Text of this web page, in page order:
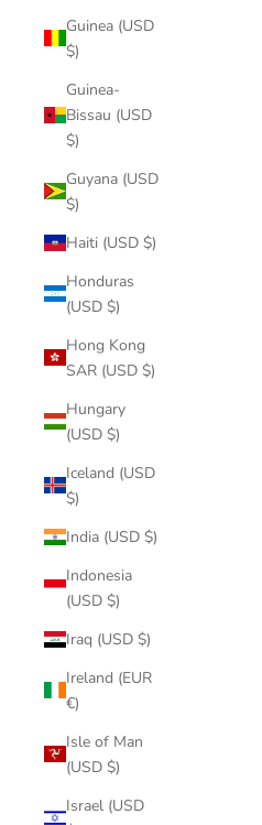
Guinea (USD
$)
Guinea-
Bissau (USD
$)
Guyana (USD
$)
Haiti (USD $)
Honduras
(USD $)
Hong Kong
SAR (USD $)
Hungary
(USD $)
Iceland (USD
$)
India (USD $)
Indonesia
(USD $)
Iraq (USD $)
Ireland (EUR
€)
Isle of Man
(USD $)
Israel (USD